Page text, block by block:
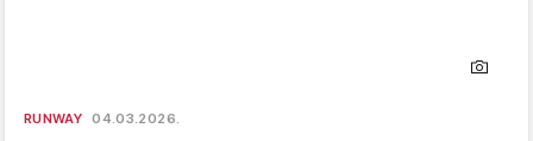
RUNWAY 04.03.2026.